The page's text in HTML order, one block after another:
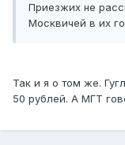
Приезжих не
Москвичей в их
Так и я о том же.
50 рублей. А МГТ